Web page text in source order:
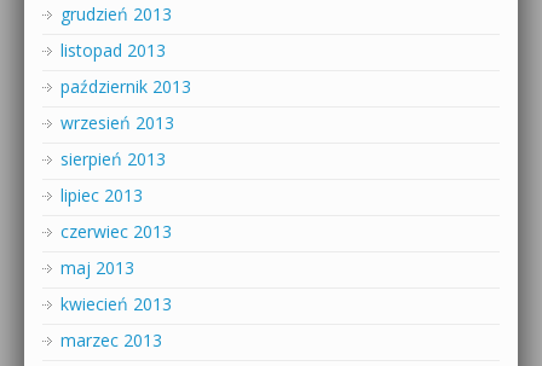
grudzień 2013
listopad 2013
październik 2013
wrzesień 2013
sierpień 2013
lipiec 2013
czerwiec 2013
maj 2013
kwiecień 2013
marzec 2013